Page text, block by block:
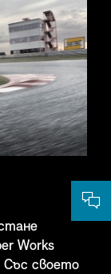
Works
Със своето